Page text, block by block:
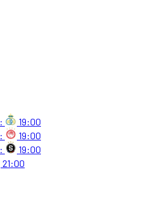
:
19:00
:
19:00
:
19:00
21:00